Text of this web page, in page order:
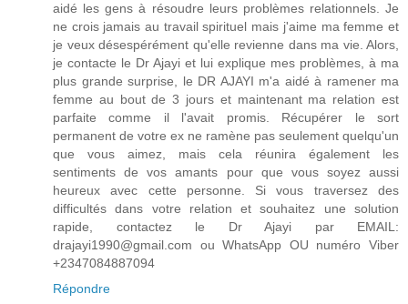
aidé les gens à résoudre leurs problèmes relationnels. Je
ne crois jamais au travail spirituel mais j'aime ma femme et
je veux désespérément qu'elle revienne dans ma vie. Alors,
je contacte le Dr Ajayi et lui explique mes problèmes, à ma
plus grande surprise, le DR AJAYI m'a aidé à ramener ma
femme au bout de 3 jours et maintenant ma relation est
parfaite comme il l'avait promis. Récupérer le sort
permanent de votre ex ne ramène pas seulement quelqu'un
que vous aimez, mais cela réunira également les
sentiments de vos amants pour que vous soyez aussi
heureux avec cette personne. Si vous traversez des
difficultés dans votre relation et souhaitez une solution
rapide, contactez le Dr Ajayi par EMAIL:
drajayi1990@gmail.com ou WhatsApp OU numéro Viber
+2347084887094
Répondre